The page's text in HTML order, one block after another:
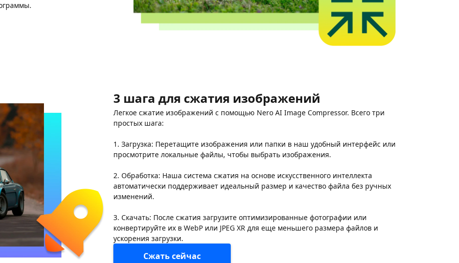
3 шага для сжатия изображений
Легкое сжатие изображений с помощью Nero AI Image Compressor. Всего три
простых шага:
1. Загрузка: Перетащите изображения или папки в наш удобный интерфейс или
просмотрите локальные файлы, чтобы выбрать изображения.
2. Обработка: Наша система сжатия на основе искусственного интеллекта
автоматически поддерживает идеальный размер и качество файла без ручных
изменений.
3. Скачать: После сжатия загрузите оптимизированные фотографии или
конвертируйте их в WebP или JPEG XR для еще меньшего размера файлов и
ускорения загрузки.
Сжать сейчас